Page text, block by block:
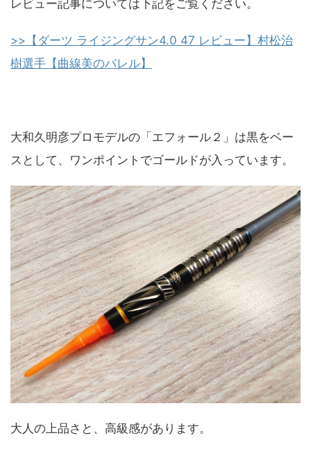
レビュー記事については下記をご覧ください。
>>【ダーツ ライジングサン4.0 47 レビュー】村松治
樹選手【曲線美のバレル】
大和久明彦プロモデルの「エフォール２」は黒をベー
スとして、ワンポイントでゴールドが入っています。
大人の上品さと、高級感があります。